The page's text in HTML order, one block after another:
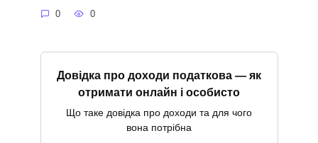
0 0
Довідка про доходи податкова — як
отримати онлайн і особисто
Що таке довідка про доходи та для чого
вона потрібна